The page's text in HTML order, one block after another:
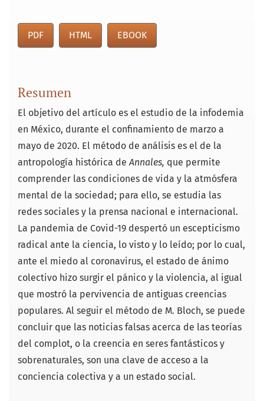
PDF HTML EBOOK
Resumen
El objetivo del artículo es el estudio de la infodemia
en México, durante el confinamiento de marzo a
mayo de 2020. El método de análisis es el de la
antropología histórica deAnnales, que permite
comprender las condiciones de vida y la atmósfera
mental de la sociedad; para ello, se estudia las
redes sociales y la prensa nacional e internacional.
La pandemia de Covid-19 despertó un escepticismo
radical ante la ciencia, lo visto y lo leído; por lo cual,
ante el miedo al coronavirus, el estado de ánimo
colectivo hizo surgir el pánico y la violencia, al igual
que mostró la pervivencia de antiguas creencias
populares. Al seguir el método de M. Bloch, se puede
concluir que las noticias falsas acerca de las teorías
del complot, o la creencia en seres fantásticos y
sobrenaturales, son una clave de acceso a la
conciencia colectiva y a un estado social.